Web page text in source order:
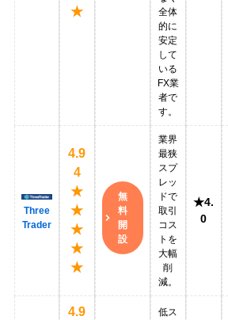
★
全体
的に
安定
して
いる
FX業
者で
す。
Three
Trader
4.9
4
★
★
★
★
★
無
料
開
設
業界
最狭
スプ
レッ
ドで
取引
コス
トを
大幅
削
減。
★4.
0
4.9
低ス